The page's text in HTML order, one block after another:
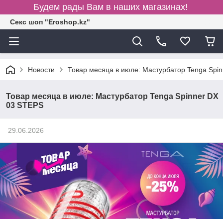
Будем рады Вам в наших магазинах!
Секс шоп "Eroshop.kz"
Новости Товар месяца в июле: Мастурбатор Tenga
Товар месяца в июле: Мастурбатор Tenga Spinner DX
03 STEPS
29.06.2026